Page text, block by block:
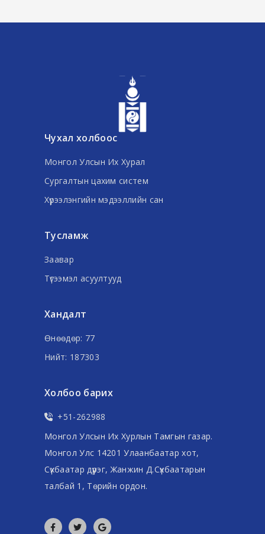
Чухал холбоос
Монгол Улсын Их Хурал
Сургалтын цахим систем
Хүрээлэнгийн мэдээллийн сан
Тусламж
Заавар
Түгээмэл асуултууд
Хандалт
Өнөөдөр: 77
Нийт: 187303
Холбоо барих
+51-262988
Монгол Улсын Их Хурлын Тамгын газар.
Монгол Улс 14201 Улаанбаатар хот,
Сүхбаатар дүүрэг, Жанжин Д.Сүхбаатарын
талбай 1, Төрийн ордон.